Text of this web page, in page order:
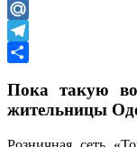
Odnoklassniki
Mail.Ru
Telegram
Пока такую
жительницы